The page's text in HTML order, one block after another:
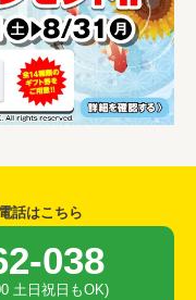
話はこちら
038
土日祝日もOK)